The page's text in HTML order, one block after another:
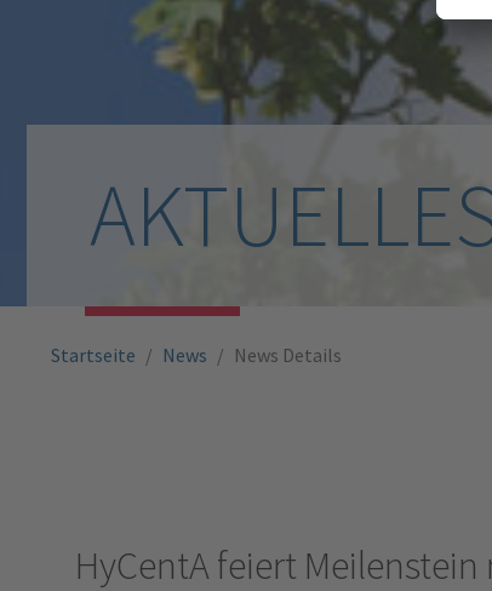
Startseite News News Details
HyCentA feiert